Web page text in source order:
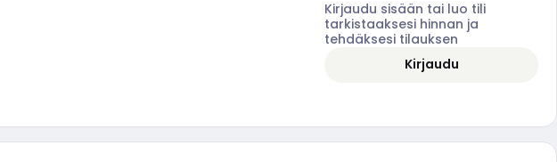
Kirjaudu sisään tai luo tili
tarkistaaksesi hinnan ja
tehdäksesi tilauksen
Kirjaudu